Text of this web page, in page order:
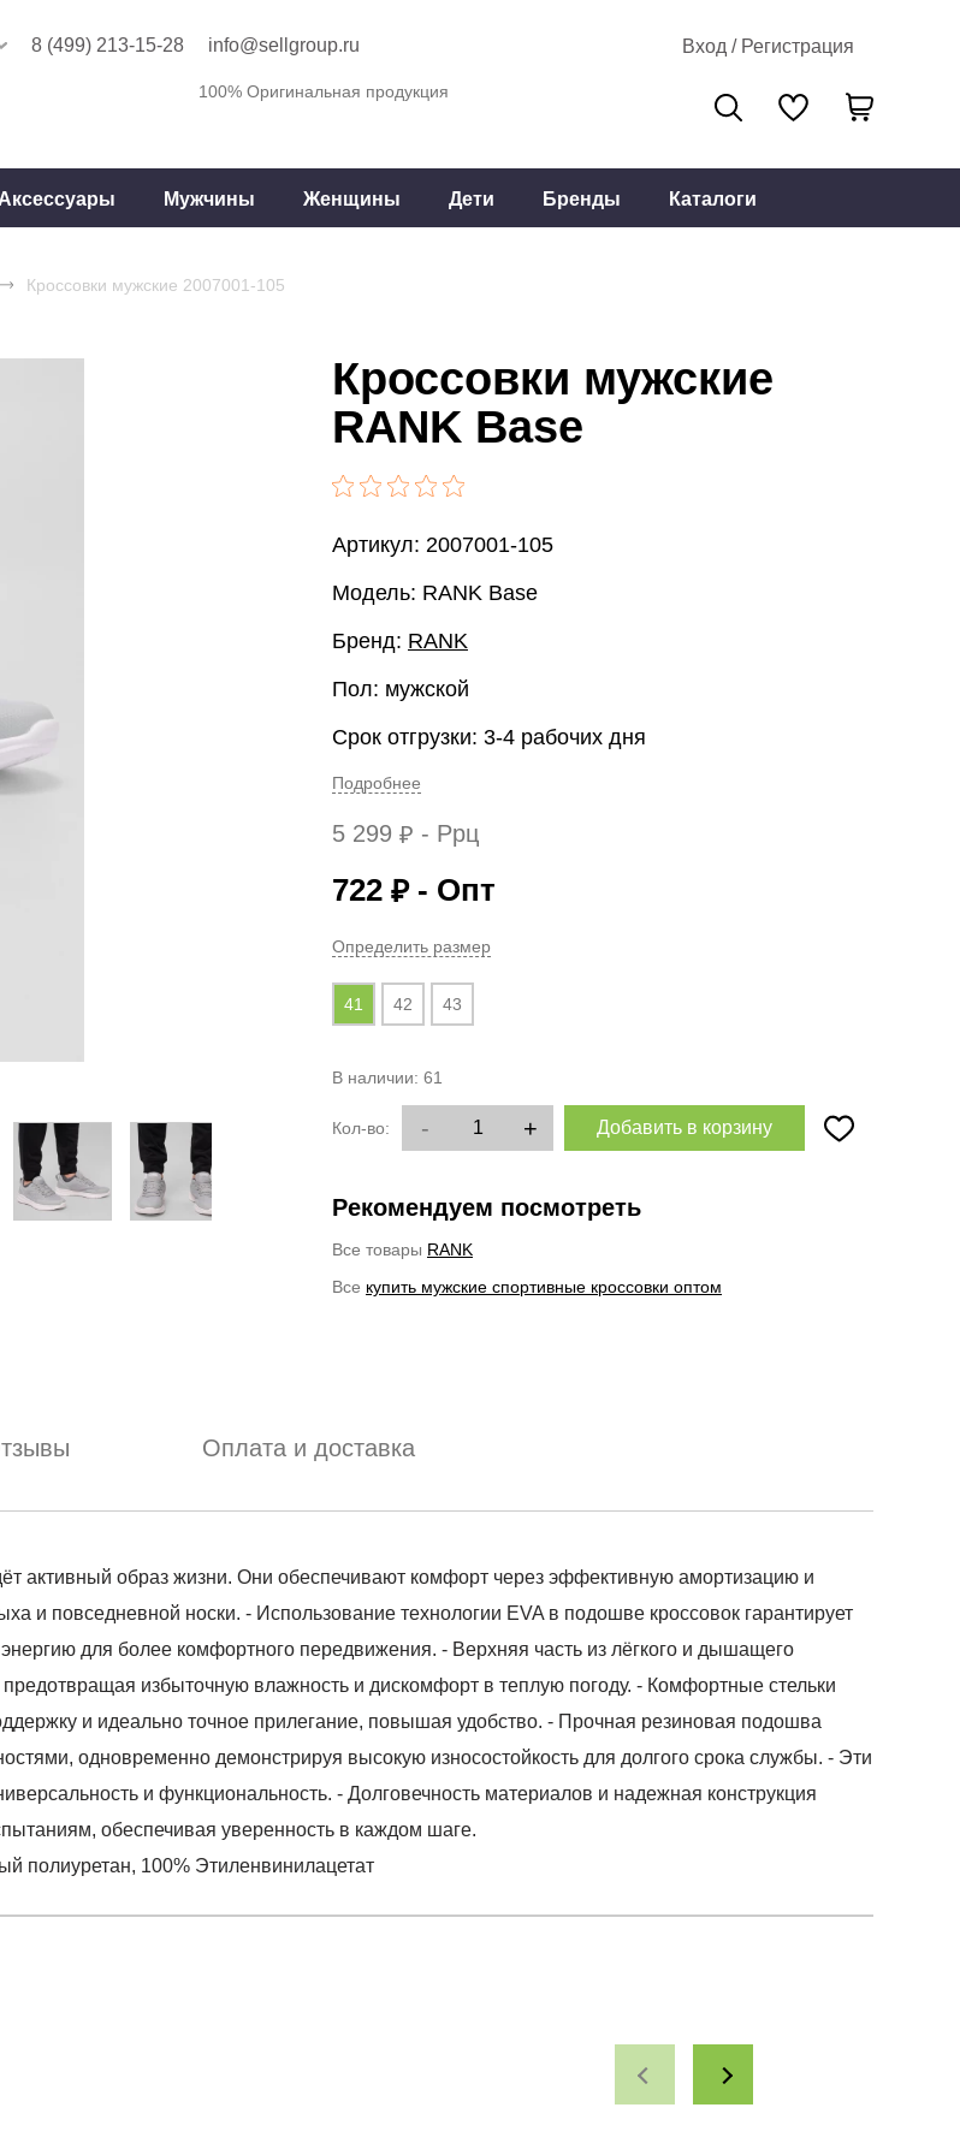
8 (499) 213-15-28 info@sellgroup.ru Вход / Регистрация
100% Оригинальная продукция
Аксессуары Мужчины Женщины Дети Бренды Каталоги
Кроссовки мужские 2007001-105
Кроссовки мужские
RANK Base
Артикул: 2007001-105
Модель: RANK Base
Бренд: RANK
Пол: мужской
Срок отгрузки: 3-4 рабочих дня
Подробнее
5 299 ₽ - Ррц
722 ₽- Опт
Определить размер
41 42 43
В наличии: 61
Кол-во: - + Добавить в корзину
Рекомендуем посмотреть
Все товары RANK
Все купить мужские спортивные кроссовки оптом
Оплата и доставка
активный образ жизни. Они обеспечивают комфорт через эффективную амортизацию и
и повседневной носки. - Использование технологии EVA в подошве кроссовок гарантирует
для более комфортного передвижения. - Верхняя часть из лёгкого и дышащего
избыточную влажность и дискомфорт в теплую погоду. - Комфортные стельки
и идеально точное прилегание, повышая удобство. - Прочная резиновая подошва
одновременно демонстрируя высокую износостойкость для долгого срока службы. - Эти
и функциональность. - Долговечность материалов и надежная конструкция
обеспечивая уверенность в каждом шаге.
полиуретан, 100% Этиленвинилацетат